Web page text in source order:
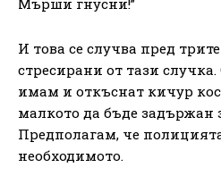
Мърши гнусни!”
И това се случва пред
стресирани от тази
имам и откъснат кичур
малкото да бъде задържан
Предполагам, че
необходимото.